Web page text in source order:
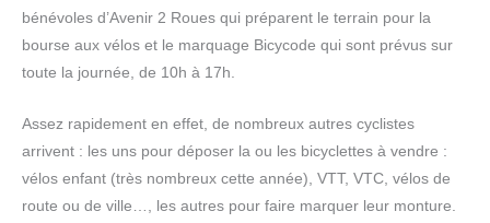
bénévoles d’Avenir 2 Roues qui préparent le terrain pour la
bourse aux vélos et le marquage Bicycode qui sont prévus sur
toute la journée, de 10h à 17h.
Assez rapidement en effet, de nombreux autres cyclistes
arrivent : les uns pour déposer la ou les bicyclettes à vendre :
vélos enfant (très nombreux cette année), VTT, VTC, vélos de
route ou de ville…, les autres pour faire marquer leur monture.